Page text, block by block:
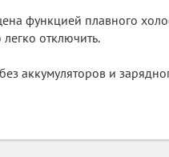
функцией плавного
отключить.
аккумуляторов и